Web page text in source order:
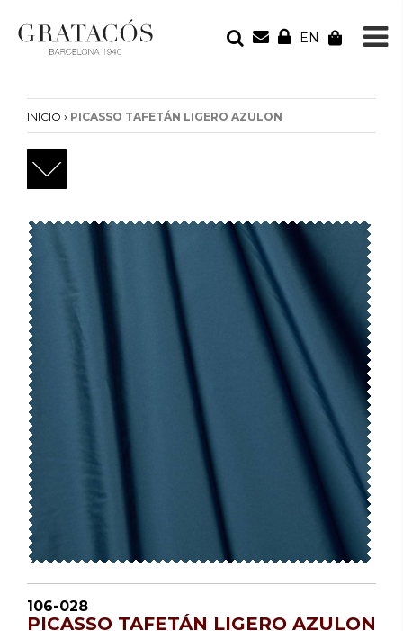
EN
Tu bolsa está vacía
INICIO › PICASSO TAFETÁN LIGERO AZULON
106-028
PICASSO TAFETÁN LIGERO AZULON